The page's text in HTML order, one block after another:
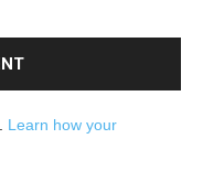
Learn how your